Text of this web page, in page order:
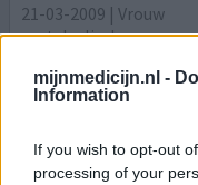
mijnmedicijn.nl -
Information
If you wish to opt-out
processing of your
21-03-2009 | Vrouw
acetylsalicylzuur
Effectiviteit